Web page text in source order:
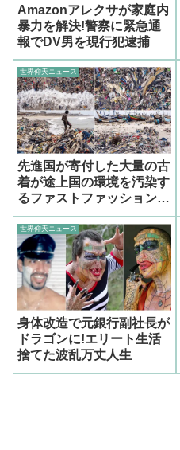
Amazonアレクサが家庭内
暴力を解決!警察に緊急通
報でDV男を現行犯逮捕
世界仰天ニュース
先進国が寄付した大量の古
着が途上国の環境を汚染す
るファストファッション問
題
世界仰天ニュース
身体改造で元銀行副社長が
ドラゴンに!エリート生活
捨てた波乱万丈人生